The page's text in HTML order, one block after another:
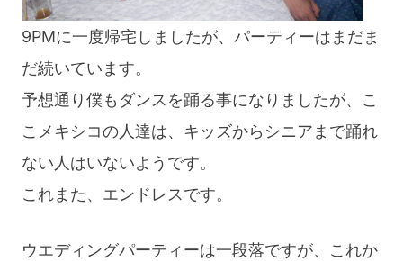
9PMに一度帰宅しましたが、パーティーはまだま
だ続いています。
予想通り僕もダンスを踊る事になりましたが、こ
こメキシコの人達は、キッズからシニアまで踊れ
ない人はいないようです。
これまた、エンドレスです。
ウエディングパーティーは一段落ですが、これか